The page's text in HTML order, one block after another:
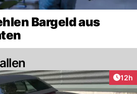
Bargeld aus
12h